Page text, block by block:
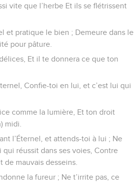
vite que l’herbe Et ils se flétrissent
et pratique le bien ; Demeure dans le
pour pâture.
Et il te donnera ce que ton
Confie-toi en lui, et c’est lui qui
comme la lumière, Et ton droit
midi.
l’Éternel, et attends-toi à lui ; Ne
qui réussit dans ses voies, Contre
de mauvais desseins.
la fureur ; Ne t’irrite pas, ce